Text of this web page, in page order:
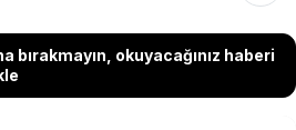
bırakmayın, okuyacağınız haberi